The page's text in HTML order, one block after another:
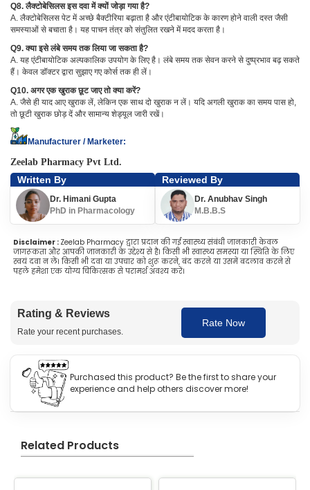
Q8. लैक्टोबेसिलस इस दवा में क्यों जोड़ा गया है?
A. लैक्टोबेसिलस पेट में अच्छे बैक्टीरिया बढ़ाता है और एंटीबायोटिक के कारण होने वाली दस्त जैसी
समस्याओं से बचाता है। यह पाचन तंत्र को संतुलित रखने में मदद करता है।
Q9. क्या इसे लंबे समय तक लिया जा सकता है?
A. यह एंटीबायोटिक अल्पकालिक उपयोग के लिए है। लंबे समय तक सेवन करने से दुष्प्रभाव बढ़ सकते
हैं। केवल डॉक्टर द्वारा सुझाए गए कोर्स तक ही लें।
Q10. अगर एक खुराक छूट जाए तो क्या करें?
A. जैसे ही याद आए खुराक लें, लेकिन एक साथ दो खुराक न लें। यदि अगली खुराक का समय पास हो,
तो छूटी खुराक छोड़ दें और सामान्य शेड्यूल जारी रखें।
Manufacturer / Marketer:
Zeelab Pharmacy Pvt Ltd.
Written By
Dr. Himani Gupta
PhD in Pharmacology
Reviewed By
Dr. Anubhav Singh
M.B.B.S
Disclaimer : Zeelab Pharmacy द्वारा प्रदान की गई स्वास्थ्य संबंधी जानकारी केवल
जागरूकता और आपकी जानकारी के उद्देश्य से है। किसी भी स्वास्थ्य समस्या या स्थिति के लिए
स्वयं दवा न लें। किसी भी दवा या उपचार को शुरू करने, बंद करने या उसमें बदलाव करने से
पहले हमेशा एक योग्य चिकित्सक से परामर्श अवश्य करें।
Rating & Reviews
Rate your recent purchases.
Rate Now
Purchased this product? Be the first to share your
experience and help others discover more!
Related Products